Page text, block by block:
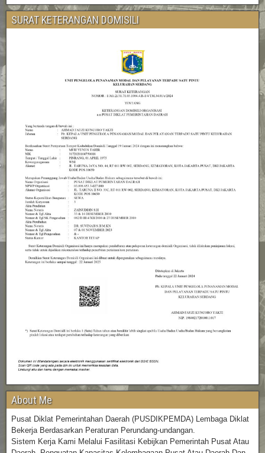
SURAT KETERANGAN DOMISILI
About Me
Pusat Diklat Pemerintahan Daerah (PUSDIKPEMDA) Lembaga Diklat
Bekerja Berdasarkan Peraturan Perundang-undangan.
Sistem Kerja Kami Melalui Fasilitasi Kebijkan Pemerintah Pusat Atau